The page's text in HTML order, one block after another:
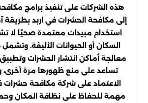
هذه الشركات على تنفيذ برامج
إلى مكافحة الحشرات في اربد بطريقة
استخدام مبيدات معتمدة صحيًا لا
السكان أو الحيوانات الأليفة.
معالجة أماكن انتشار الحشرات وتطبيق
تساعد على منع ظهورها مرة
الاعتماد على شركة مكافحة حشرات
مهمة للحفاظ على نظافة المكان